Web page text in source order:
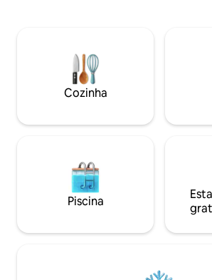
anfitrião, moro no local e estou sempre
disponível para responder a perguntas.
Livros e jogos estão disponíveis.
Cozinha
Piscina